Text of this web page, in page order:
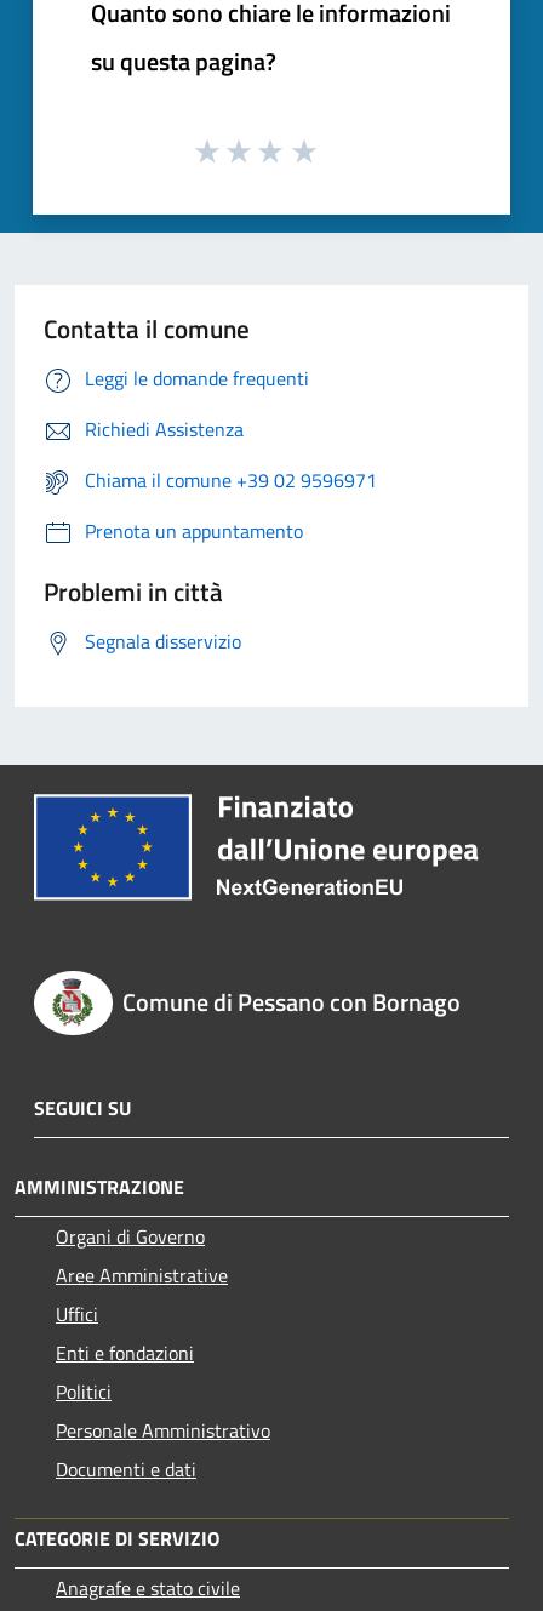
Quanto sono chiare le informazioni
su questa pagina?
Contatta il comune
Leggi le domande frequenti
Richiedi Assistenza
Chiama il comune +39 02 9596971
Prenota un appuntamento
Problemi in città
Segnala disservizio
Comune di Pessano con Bornago
SEGUICI SU
AMMINISTRAZIONE
Organi di Governo
Aree Amministrative
Uffici
Enti e fondazioni
Politici
Personale Amministrativo
Documenti e dati
CATEGORIE DI SERVIZIO
Anagrafe e stato civile